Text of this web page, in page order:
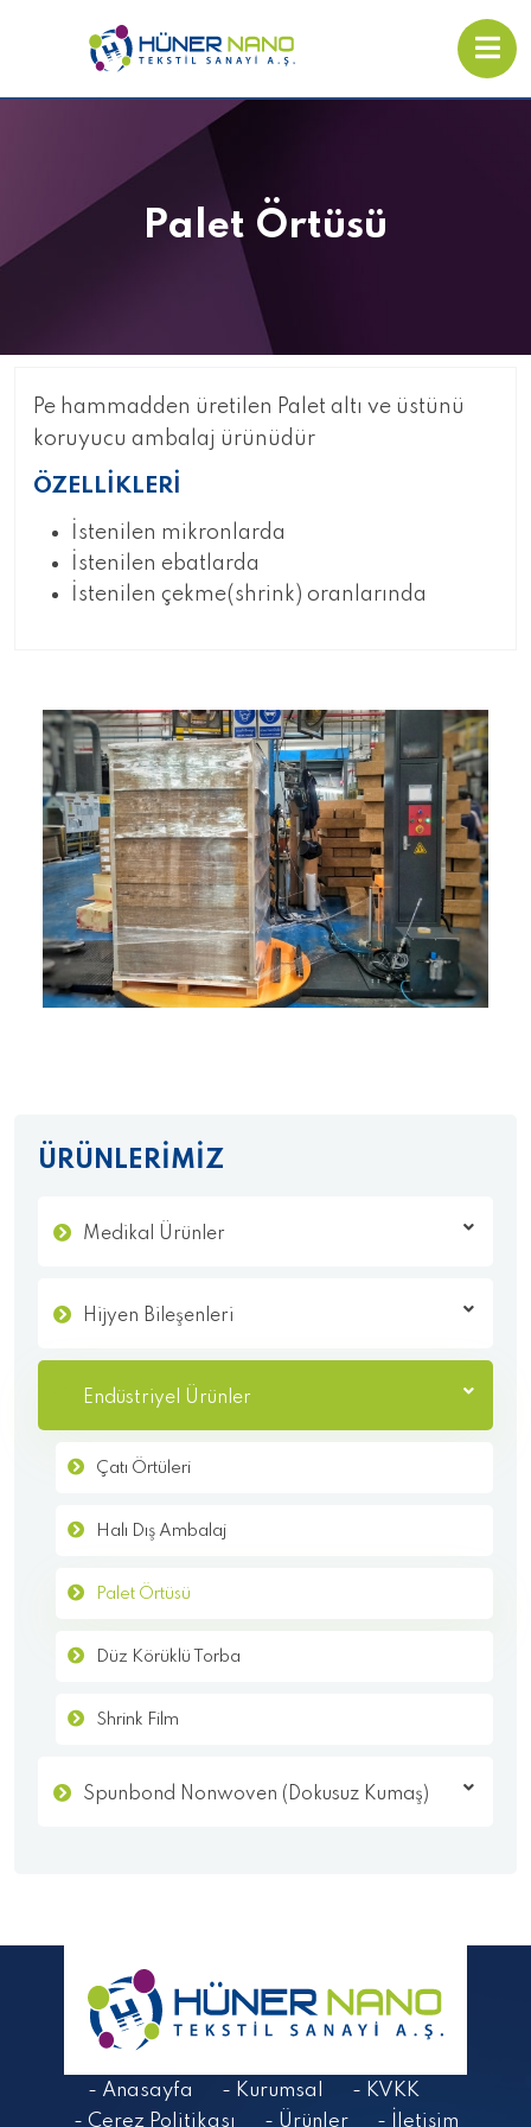
Palet Örtüsü
Pe hammadden üretilen Palet altı ve üstünü
koruyucu ambalaj ürünüdür
ÖZELLİKLERİ
İstenilen mikronlarda
İstenilen ebatlarda
İstenilen çekme(shrink) oranlarında
ÜRÜNLERİMİZ
Medikal Ürünler
Hijyen Bileşenleri
Endüstriyel Ürünler
Çatı Örtüleri
Halı Dış Ambalaj
Palet Örtüsü
Düz Körüklü Torba
Shrink Film
Spunbond Nonwoven (Dokusuz Kumaş)
- Anasayfa - Kurumsal
- KVKK
- Çerez Politikası
- Ürünler - İletişim